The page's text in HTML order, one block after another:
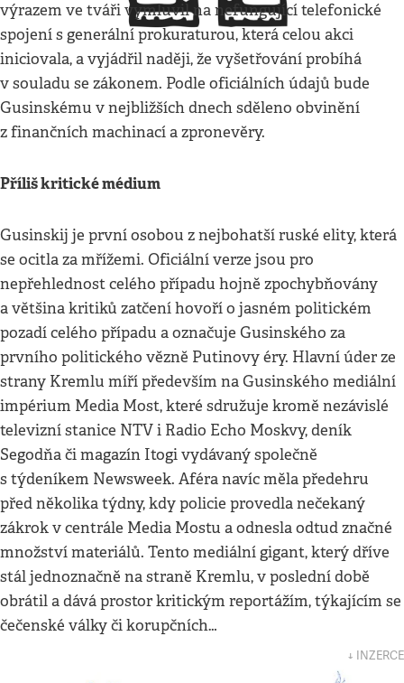
výrazem ve tváři vymluvil na nefungující telefonické
spojení s generální prokuraturou, která celou akci
iniciovala, a vyjádřil naději, že vyšetřování probíhá
v souladu se zákonem. Podle oficiálních údajů bude
Gusinskému v nejbližších dnech sděleno obvinění
z finančních machinací a zpronevěry.
Příliš kritické médium
Gusinskij je první osobou z nejbohatší ruské elity, která
se ocitla za mřížemi. Oficiální verze jsou pro
nepřehlednost celého případu hojně zpochybňovány
a většina kritiků zatčení hovoří o jasném politickém
pozadí celého případu a označuje Gusinského za
prvního politického vězně Putinovy éry. Hlavní úder ze
strany Kremlu míří především na Gusinského mediální
impérium Media Most, které sdružuje kromě nezávislé
televizní stanice NTV i Radio Echo Moskvy, deník
Segodňa či magazín Itogi vydávaný společně
s týdeníkem Newsweek. Aféra navíc měla předehru
před několika týdny, kdy policie provedla nečekaný
zákrok v centrále Media Mostu a odnesla odtud značné
množství materiálů. Tento mediální gigant, který dříve
stál jednoznačně na straně Kremlu, v poslední době
obrátil a dává prostor kritickým reportážím, týkajícím se
čečenské války či korupčních…
↓ INZERCE